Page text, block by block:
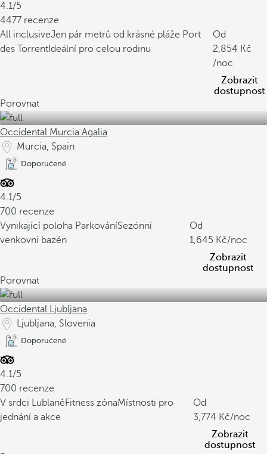
4.1/5
4477 recenze
All inclusiveJen pár metrů od krásné pláže Port
des Torrent Ideální pro celou rodinu
Od
2,854
/noc
Zobrazit
dostupnost
Porovnat
Occidental Murcia Agalia
Murcia, Spain
Doporučené
4.1/5
700 recenze
Vynikající poloha ParkováníSezónní
venkovní bazén
Od
1,645
/noc
Zobrazit
dostupnost
Porovnat
Occidental Ljubljana
Ljubljana, Slovenia
Doporučené
4.1/5
700 recenze
V srdci LublaněFitness zónaMístnosti pro
jednání a akce
Od
3,774
/noc
Zobrazit
dostupnost